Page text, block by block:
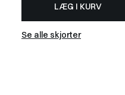
LÆG I KURV
Se alle skjorter